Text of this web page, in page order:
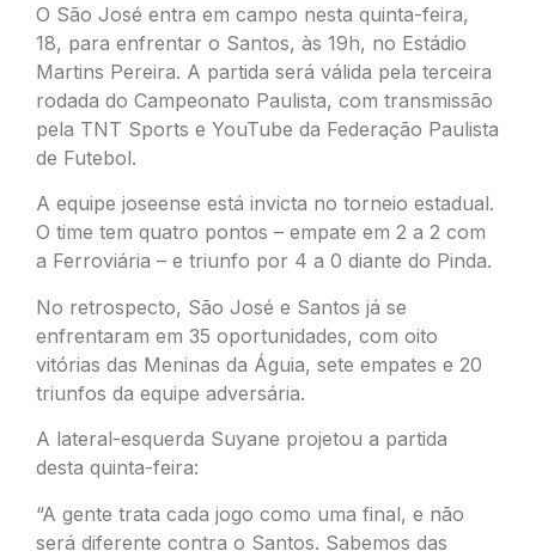
O São José entra em campo nesta quinta-feira,
18, para enfrentar o Santos, às 19h, no Estádio
Martins Pereira. A partida será válida pela terceira
rodada do Campeonato Paulista, com transmissão
pela TNT Sports e YouTube da Federação Paulista
de Futebol.
A equipe joseense está invicta no torneio estadual.
O time tem quatro pontos – empate em 2 a 2 com
a Ferroviária – e triunfo por 4 a 0 diante do Pinda.
No retrospecto, São José e Santos já se
enfrentaram em 35 oportunidades, com oito
vitórias das Meninas da Águia, sete empates e 20
triunfos da equipe adversária.
A lateral-esquerda Suyane projetou a partida
desta quinta-feira:
“A gente trata cada jogo como uma final, e não
será diferente contra o Santos. Sabemos das